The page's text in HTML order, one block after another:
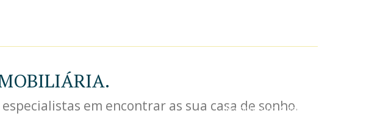
de sonhos no Algarve
em encontrar as sua casa de sonho.